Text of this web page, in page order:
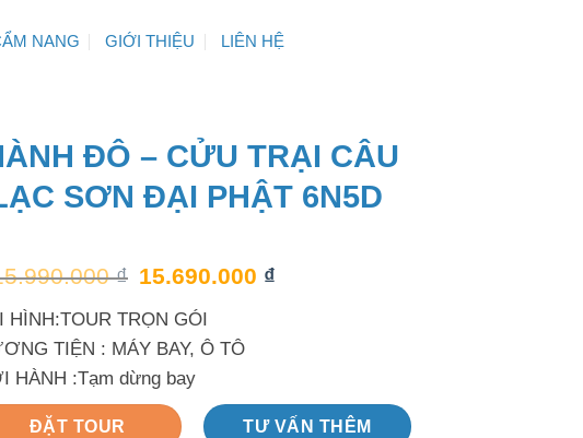
NANG GIỚI THIỆU LIÊN HỆ
ĐÔ – CỬU TRẠI CÂU
SƠN ĐẠI PHẬT 6N5D
₫ 15.690.000 ₫
HÌNH:TOUR TRỌN GÓI
TIỆN : MÁY BAY, Ô TÔ
HÀNH :Tạm dừng bay
ĐẶT TOUR TƯ VẤN THÊM